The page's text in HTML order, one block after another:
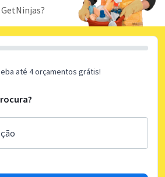
até 4 orçamentos grátis!